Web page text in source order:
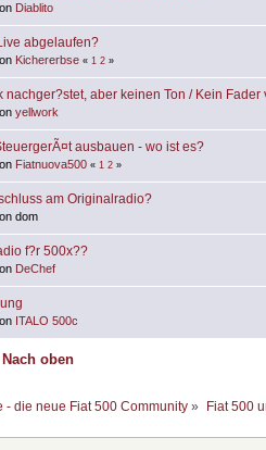
Diablito
abgelaufen?
Kichererbse « 1 2 »
nachger?stet, aber keinen Ton / Kein Fader
yellwork
ausbauen - wo ist es?
Fiatnuova500 « 1 2 »
am Originalradio?
dom
f?r 500x??
DeChef
ITALO 500c
Nach oben
- die neue Fiat 500 Community » Fiat 500